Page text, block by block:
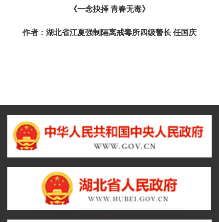
《一念抉择 青春无毒》
作者：湖北省江夏强制隔离戒毒所四级警长 任国庆